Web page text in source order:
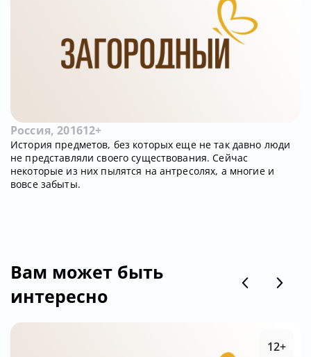
Россия, 201612+
История предметов, без которых еще не так давно люди
не представляли своего существования. Сейчас
некоторые из них пылятся на антресолях, а многие и
вовсе забыты.
Вам может быть
интересно
12+